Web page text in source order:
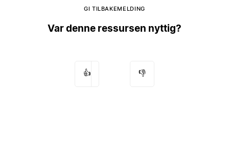
GI TILBAKEMELDING
Var denne ressursen nyttig?
👍 👎